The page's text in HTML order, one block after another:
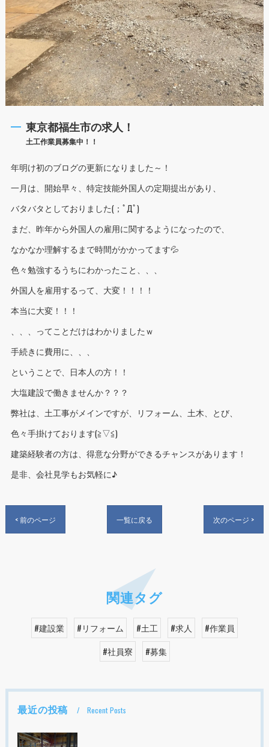
東京都福生市の求人！
土工作業員募集中！！
年明け初のブログの更新になりました～！
一月は、開始早々、特定技能外国人の定期提出があり、
バタバタとしておりました(；ﾟДﾟ)
まだ、昨年から外国人の雇用に関するようになったので、
なかなか理解するまで時間がかかってます💦
色々勉強するうちにわかったこと、、、
外国人を雇用するって、大変！！！！
本当に大変！！！
、、、ってことだけはわかりましたｗ
手続きに費用に、、、
ということで、日本人の方！！
大塩建設で働きませんか？？？
弊社は、土工事がメインですが、リフォーム、土木、とび、
色々手掛けております(≧▽≦)
建築経験者の方は、得意な分野ができるチャンスがあります！
是非、会社見学もお気軽に♪
< 前のページ 一覧に戻る 次のページ >
関連タグ
#建設業 #リフォーム #土工 #求人
#作業員
#社員寮
#募集
最近の投稿 Recent Posts